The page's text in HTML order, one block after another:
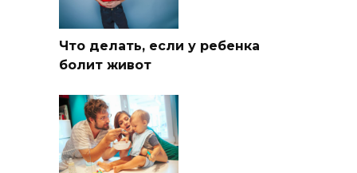
Что делать, если у ребенка
болит живот